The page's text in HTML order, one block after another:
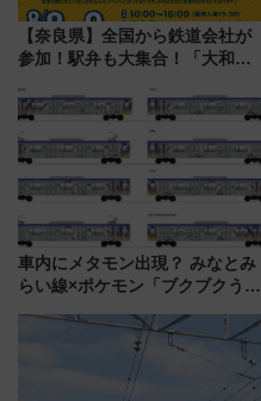
【奈良県】全国から鉄道会社が
参加！駅弁も大集合！「大和鉄
に開催決定
車内にメタモン出現？ みなとみ
らい線×ポケモン「ブクブクうみ
行開始に！ この夏は直通列車で